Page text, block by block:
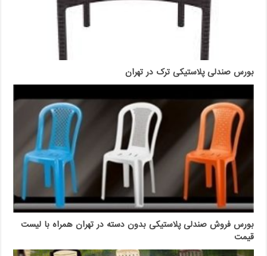
بورس صندلی پلاستیکی ترک در تهران
بورس فروش صندلی پلاستیکی بدون دسته در تهران همراه با لیست
قیمت